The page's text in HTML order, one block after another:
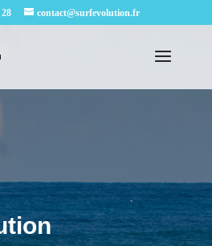
contact@surfevolution.fr